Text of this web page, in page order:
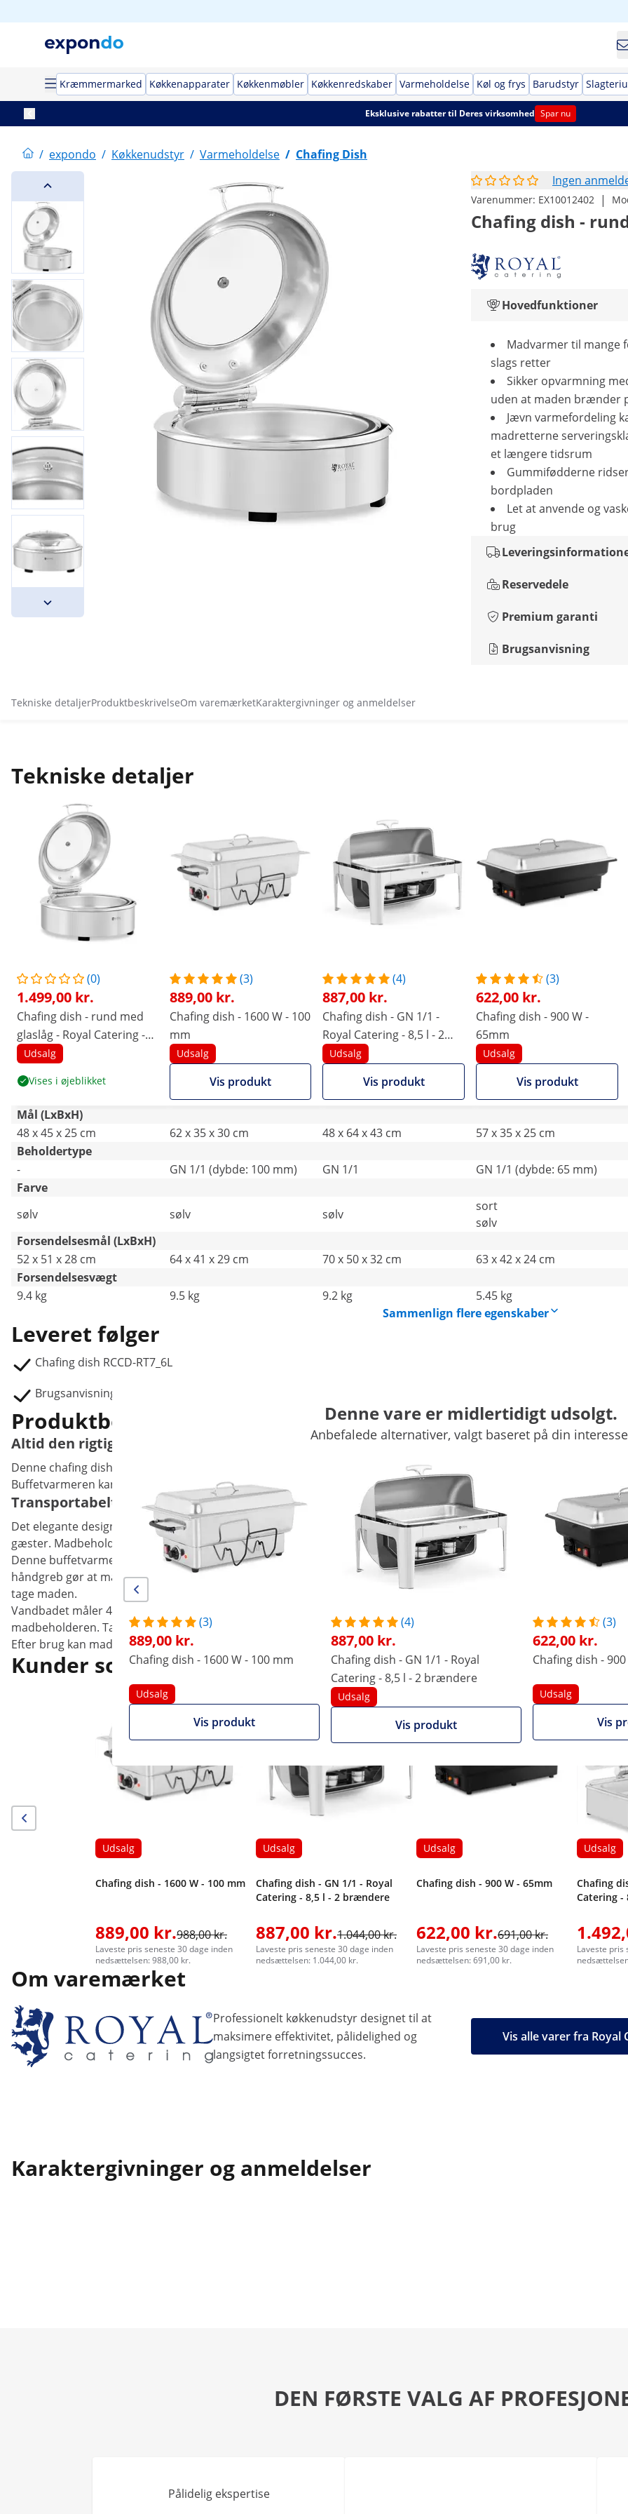
Kræmmermarked Køkkenapparater Køkkenmøbler Køkkenredskaber Varmeholdelse Køl og frys Barudstyr
Eksklusive rabatter til Deres virksomhed Spar nu
/ expondo / Køkkenudstyr / Varmeholdelse / Chafing Dish
Ingen
Varenummer: EX10012402 |
Chafing dish -
Hovedfunktioner
Madvarmer til mange
slags retter
Sikker opvarmning
uden at maden brænder
Jævn varmefordeling
madretterne
et længere tidsrum
Gummifødderne
bordpladen
Let at anvende og
brug
Reservedele
Premium garanti
Brugsanvisning
Tekniske detaljerProduktbeskrivelseOm varemærketKaraktergivninger og anmeldelser
Tekniske detaljer
(0)
1.499,00 kr.
Chafing dish - rund med
glaslåg - Royal Catering -
5,5 l
Udsalg
Vises i øjeblikket
(3)
889,00 kr.
Chafing dish - 1600 W - 100
mm
Udsalg
Vis produkt
(4)
887,00 kr.
Chafing dish - GN 1/1 -
Royal Catering - 8,5 l - 2
brændere
Udsalg
Vis produkt
(3)
622,00 kr.
Chafing dish - 900 W -
65mm
Udsalg
Vis produkt
Mål (LxBxH)
48 x 45 x 25 cm
62 x 35 x 30 cm 48 x 64 x 43 cm 57 x 35 x 25 cm
Beholdertype
-
GN 1/1 (dybde: 100 mm) GN 1/1 GN 1/1 (dybde: 65 mm)
Farve
sølv
sølv sølv
sort
sølv
Forsendelsesmål (LxBxH)
52 x 51 x 28 cm
64 x 41 x 29 cm 70 x 50 x 32 cm 63 x 42 x 24 cm
Forsendelsesvægt
9.4 kg
9.5 kg 9.2 kg 5.45 kg
Sammenlign flere egenskaber
Leveret følger
Chafing dish RCCD-RT7_6L
Brugsanvisning
Denne vare er midlertidigt udsolgt.
Anbefalede alternativer, valgt baseret på din
(3)
889,00 kr.
Chafing dish - 1600 W - 100 mm
Udsalg
Vis produkt
(4)
887,00 kr.
Chafing dish - GN 1/1 - Royal
Catering - 8,5 l - 2 brændere
Udsalg
Vis produkt
(3)
622,00 kr.
Chafing dish -
Udsalg
Vis
Produktbeskrivelse
Altid den rigtige serveringstemperatur i madvarmer med vandbad
Denne chafing dish RCCD-RT7_6L fra Royal Catering er perfekt til at holde den rigtige serveringstemperatur over
Buffetvarmeren kan f.eks. bruges til tag selv-bordet på restaurant og hotel, som catering-udstyr og til store
Transportabelt catering-udstyr fra Royal Catering
Det elegante design vil tiltrække gæsternes opmærksomhed ved enhver lejlighed. Den store volumen på 5,5 l gør
gæster. Madbeholderen måler 390 x 65 mm og er aftagelig. Den fyldes med frisklavet mad direkte fra komfuret,
Denne buffetvarmer er konstrueret af solidt rustfrit stål og hærdet glas der lever op til hygiejnekravene indenfor
håndgreb gør at man undgår at brænde sig. Denne model har et varmeisoleret glaslåg hvorigennem gæsterne kan
tage maden.
Vandbadet måler 450 x 480 x 95 mm indeni og fyldes med varmt eller koldt vand inden chafing dish'en tages i
madbeholderen. Takket være vandbadet varmes maden skånsomt og uden at brænde på.
Efter brug kan madvarmeren adskilles, vaskes op og stilles væk.
Kunder som kiggede på denne vare, interesserede sig
Udsalg
Chafing dish - 1600 W - 100 mm
889,00 kr.988,00 kr.
Laveste pris seneste 30 dage inden
nedsættelsen: 988,00 kr.
Udsalg
Chafing dish - GN 1/1 - Royal
Catering - 8,5 l - 2 brændere
887,00 kr.1.044,00 kr.
Laveste pris seneste 30 dage inden
nedsættelsen: 1.044,00 kr.
Udsalg
Chafing dish - 900 W - 65mm
622,00 kr.691,00 kr.
Laveste pris seneste 30 dage inden
nedsættelsen: 691,00 kr.
Udsalg
Chafing
Catering -
Laveste pris
Om varemærket
Professionelt køkkenudstyr designet til at
maksimere effektivitet, pålidelighed og
langsigtet forretningssucces.
Vis alle varer fra Royal
Karaktergivninger og anmeldelser
DEN FØRSTE VALG AF
Pålidelig ekspertise